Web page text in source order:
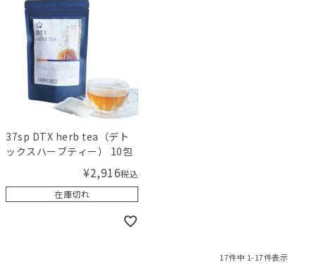
37sp DTX herb tea（デト
ックスハーブティー） 10包
¥2,916税込
在庫切れ
17件中 1-17件表示